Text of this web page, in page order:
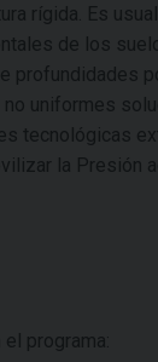
rígida. Es
de los
profundidades
uniformes
tecnológicas
la Presión
programa: